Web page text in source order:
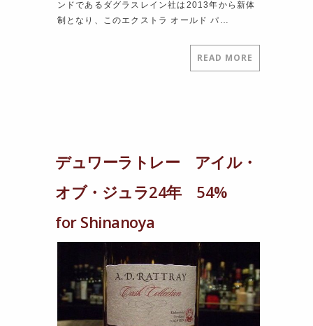
ンドであるダグラスレイン社は2013年から新体
制となり、このエクストラ オールド パ…
READ MORE
デュワーラトレー アイル・
オブ・ジュラ24年 54%
for Shinanoya